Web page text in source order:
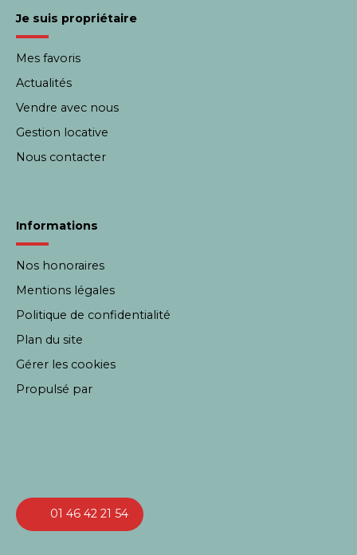
Je suis propriétaire
Mes favoris
Actualités
Vendre avec nous
Gestion locative
Nous contacter
Informations
Nos honoraires
Mentions légales
Politique de confidentialité
Plan du site
Gérer les cookies
Propulsé par
01 46 42 21 54